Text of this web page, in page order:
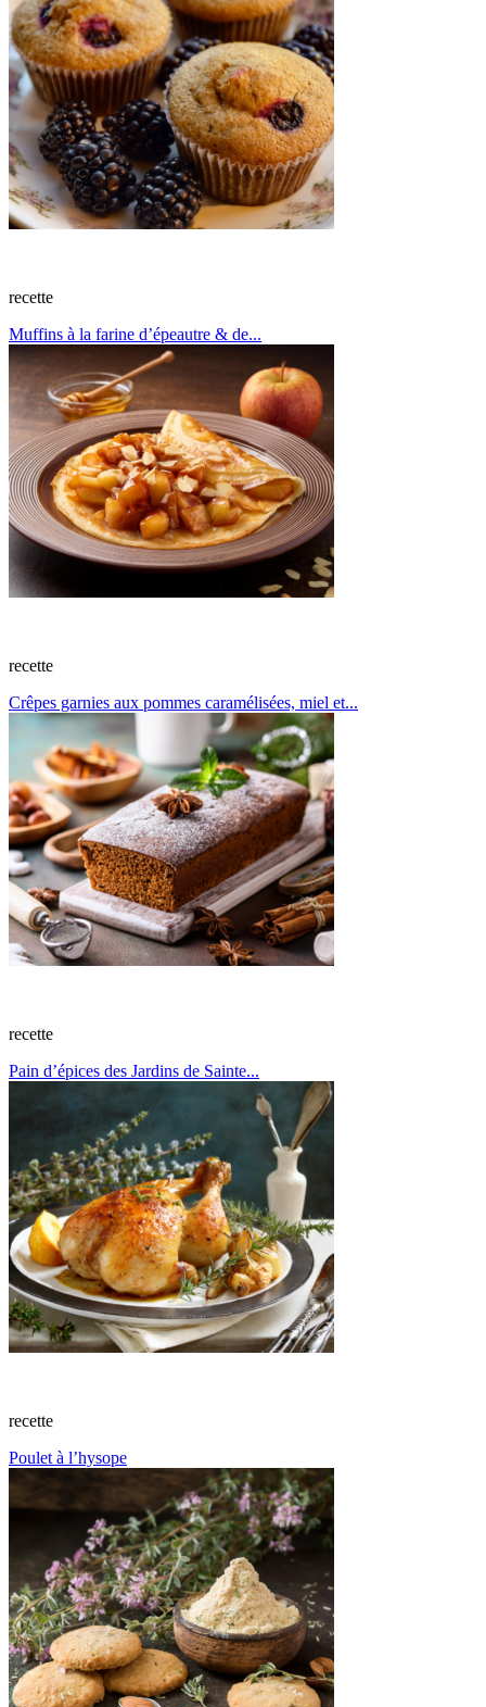
recette
Muffins à la farine d’épeautre & de...
recette
Crêpes garnies aux pommes caramélisées, miel et...
recette
Pain d’épices des Jardins de Sainte...
recette
Poulet à l’hysope